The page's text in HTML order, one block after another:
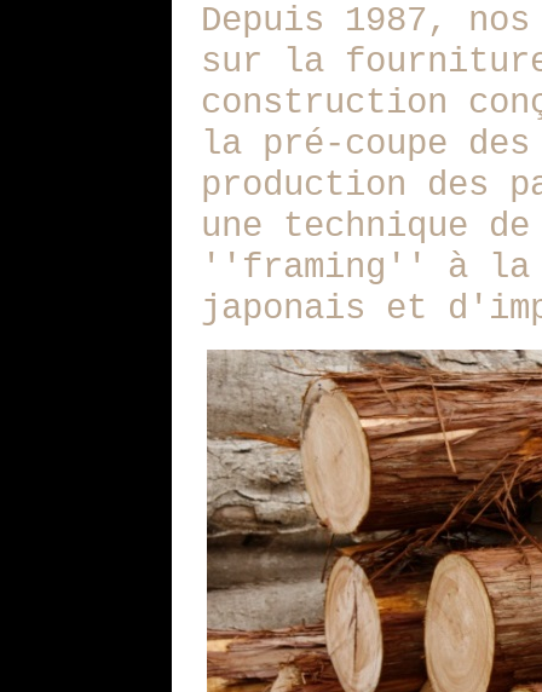
Depuis 1987,
sur la
construction
la pré-coupe
production des
une technique
''framing'' à la
japonais et